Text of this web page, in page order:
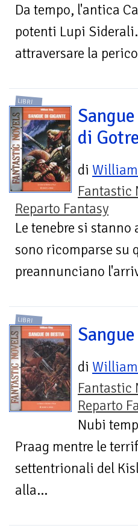
Da tempo, l'antica
potenti Lupi
attraversare la
LIBRI
di
di
Fantastic
Reparto Fantasy
Le tenebre si
sono ricomparse su
preannunciano
LIBRI
di
Fantastic
Reparto
Nubi
Praag mentre le
settentrionali del
alla...